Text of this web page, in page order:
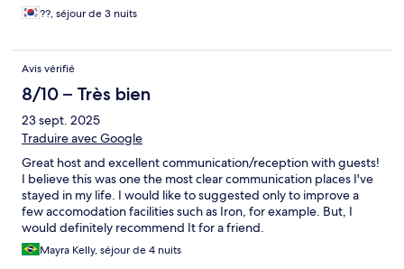
??, séjour de 3 nuits
Avis vérifié
8/10 – Très bien
23 sept. 2025
Traduire avec Google
Great host and excellent communication/reception with guests!
I believe this was one the most clear communication places I've
stayed in my life. I would like to suggested only to improve a
few accomodation facilities such as Iron, for example. But, I
would definitely recommend It for a friend.
Mayra Kelly, séjour de 4 nuits